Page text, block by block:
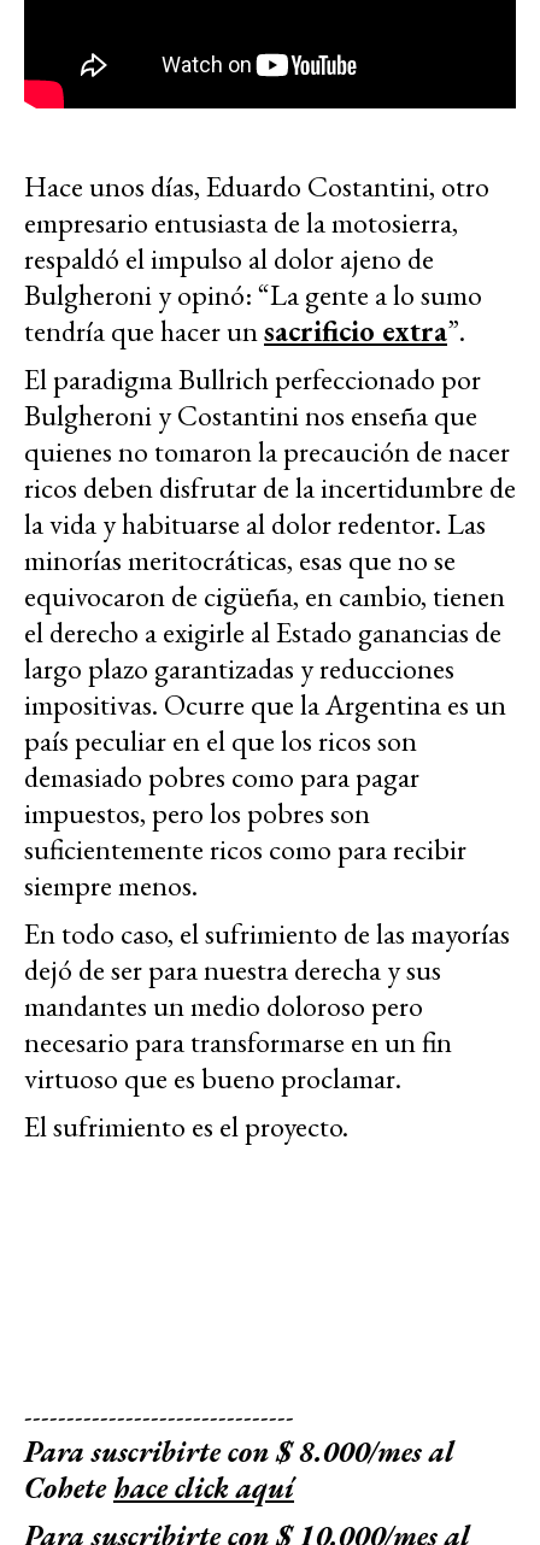
Hace unos días, Eduardo Costantini, otro
empresario entusiasta de la motosierra,
respaldó el impulso al dolor ajeno de
Bulgheroni y opinó: “La gente a lo sumo
tendría que hacer unsacrificio extra”.
El paradigma Bullrich perfeccionado por
Bulgheroni y Costantini nos enseña que
quienes no tomaron la precaución de nacer
ricos deben disfrutar de la incertidumbre de
la vida y habituarse al dolor redentor. Las
minorías meritocráticas, esas que no se
equivocaron de cigüeña, en cambio, tienen
el derecho a exigirle al Estado ganancias de
largo plazo garantizadas y reducciones
impositivas. Ocurre que la Argentina es un
país peculiar en el que los ricos son
demasiado pobres como para pagar
impuestos, pero los pobres son
suficientemente ricos como para recibir
siempre menos.
En todo caso, el sufrimiento de las mayorías
dejó de ser para nuestra derecha y sus
mandantes un medio doloroso pero
necesario para transformarse en un fin
virtuoso que es bueno proclamar.
El sufrimiento es el proyecto.
--------------------------------
Para suscribirte con $ 8.000/mes al
Cohetehace click aquí
Para suscribirte con $ 10.000/mes al